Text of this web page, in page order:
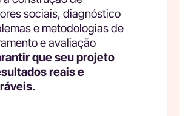
sociais, diagnóstico
e metodologias de
e avaliação
que seu projeto
reais e